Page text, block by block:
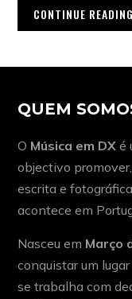
CONTINUE READING
QUEM
O Música em DX é
objectivo
escrita e
acontece em
Nasceu em Março
conquistar um
se trabalha com